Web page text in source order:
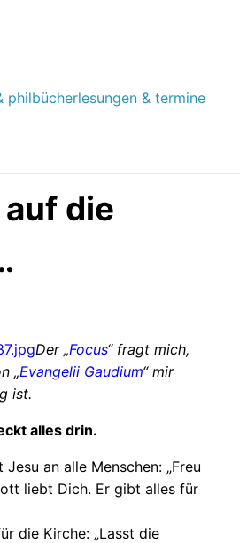
philbücherlesungen & termine
auf die
Der „Focus“ fragt mich,
„Evangelii Gaudium“ mir
ist.
alles drin.
an alle Menschen: „Freu
liebt Dich. Er gibt alles für
die Kirche: „Lasst die